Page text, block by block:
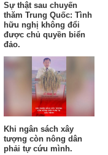
Sự thật sau chuyến
thăm Trung Quốc: Tình
hữu nghị không đổi
được chủ quyền biển
đảo.
Khi ngân sách xây
tượng còn nông dân
phải tự cứu mình.